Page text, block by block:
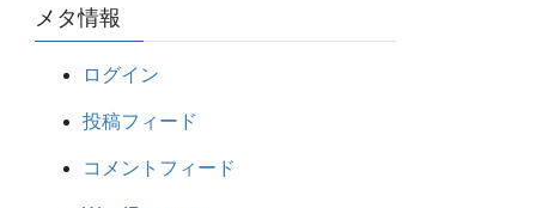
メタ情報
ログイン
投稿フィード
コメントフィード